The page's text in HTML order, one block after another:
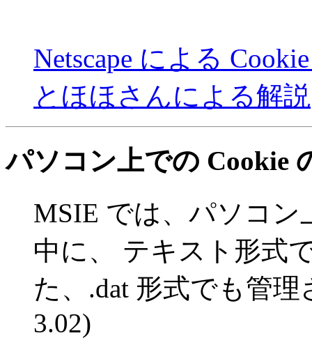
Netscape による
とほほさんによる解説
パソコン上での Cookie
MSIE では、パソコン
中に、 テキスト形式
た、.dat 形式でも管
3.02)